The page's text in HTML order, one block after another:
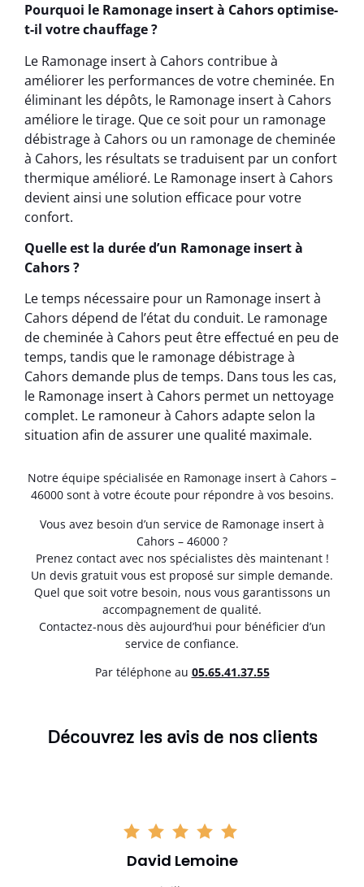
Pourquoi le Ramonage insert à Cahors optimise-
t-il votre chauffage ?
Le Ramonage insert à Cahors contribue à
améliorer les performances de votre cheminée. En
éliminant les dépôts, le Ramonage insert à Cahors
améliore le tirage. Que ce soit pour un ramonage
débistrage à Cahors ou un ramonage de cheminée
à Cahors, les résultats se traduisent par un confort
thermique amélioré. Le Ramonage insert à Cahors
devient ainsi une solution efficace pour votre
confort.
Quelle est la durée d’un Ramonage insert à
Cahors ?
Le temps nécessaire pour un Ramonage insert à
Cahors dépend de l’état du conduit. Le ramonage
de cheminée à Cahors peut être effectué en peu de
temps, tandis que le ramonage débistrage à
Cahors demande plus de temps. Dans tous les cas,
le Ramonage insert à Cahors permet un nettoyage
complet. Le ramoneur à Cahors adapte selon la
situation afin de assurer une qualité maximale.
Notre équipe spécialisée en Ramonage insert à Cahors –
46000 sont à votre écoute pour répondre à vos besoins.
Vous avez besoin d’un service de Ramonage insert à
Cahors – 46000 ?
Prenez contact avec nos spécialistes dès maintenant !
Un devis gratuit vous est proposé sur simple demande.
Quel que soit votre besoin, nous vous garantissons un
accompagnement de qualité.
Contactez-nous dès aujourd’hui pour bénéficier d’un
service de confiance.
Par téléphone au 05.65.41.37.55
Découvrez les avis de nos clients
David Lemoine